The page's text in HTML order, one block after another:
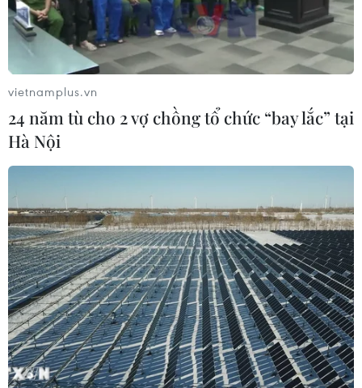
vietnamplus.vn
24 năm tù cho 2 vợ chồng tổ chức “bay lắc” tại
Hà Nội